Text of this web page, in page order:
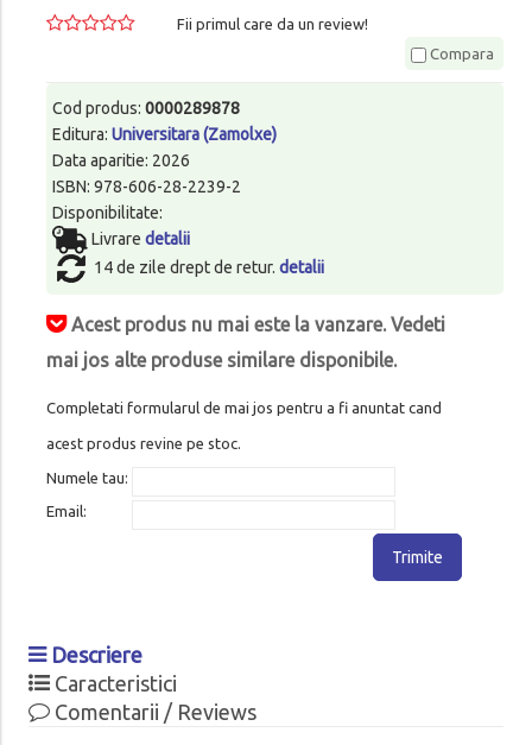
Fii primul care da un review!
Compara
Cod produs: 0000289878
Editura: Universitara (Zamolxe)
Data aparitie: 2026
ISBN: 978-606-28-2239-2
Disponibilitate:
Livrare detalii
14 de zile drept de retur. detalii
Acest produs nu mai este la vanzare. Vedeti
mai jos alte produse similare disponibile.
Completati formularul de mai jos pentru a fi anuntat cand
acest produs revine pe stoc.
Numele tau:
Email:
Trimite
Descriere
Caracteristici
Comentarii / Reviews